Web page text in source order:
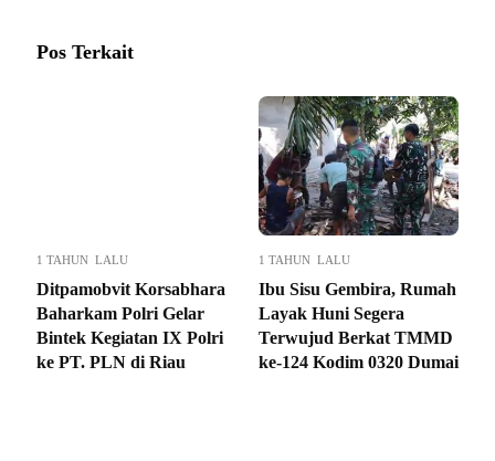
Pos Terkait
1 TAHUN LALU
Ditpamobvit Korsabhara
Baharkam Polri Gelar
Bintek Kegiatan IX Polri
ke PT. PLN di Riau
1 TAHUN LALU
Ibu Sisu Gembira, Rumah
Layak Huni Segera
Terwujud Berkat TMMD
ke-124 Kodim 0320 Dumai